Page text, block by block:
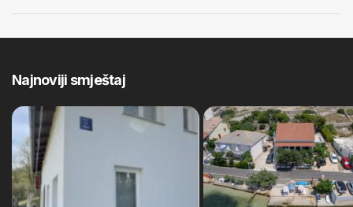
Najnoviji smještaj